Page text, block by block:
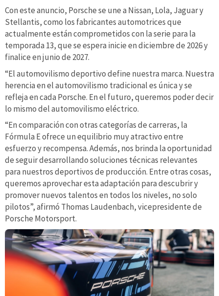
Con este anuncio, Porsche se une a Nissan, Lola, Jaguar y
Stellantis, como los fabricantes automotrices que
actualmente están comprometidos con la serie para la
temporada 13, que se espera inicie en diciembre de 2026 y
finalice en junio de 2027.
“El automovilismo deportivo define nuestra marca. Nuestra
herencia en el automovilismo tradicional es única y se
refleja en cada Porsche. En el futuro, queremos poder decir
lo mismo del automovilismo eléctrico.
“En comparación con otras categorías de carreras, la
Fórmula E ofrece un equilibrio muy atractivo entre
esfuerzo y recompensa. Además, nos brinda la oportunidad
de seguir desarrollando soluciones técnicas relevantes
para nuestros deportivos de producción. Entre otras cosas,
queremos aprovechar esta adaptación para descubrir y
promover nuevos talentos en todos los niveles, no solo
pilotos”, afirmó Thomas Laudenbach, vicepresidente de
Porsche Motorsport.